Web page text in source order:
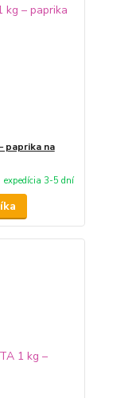
paprika na
expedícia 3-5 dní